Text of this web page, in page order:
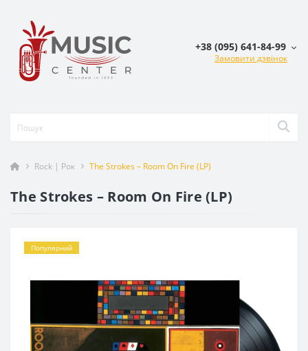
+38 (095) 641-84-99
Замовити дзвінок
Rock | Рок The Strokes – Room On Fire (LP)
The Strokes – Room On Fire (LP)
Популярний